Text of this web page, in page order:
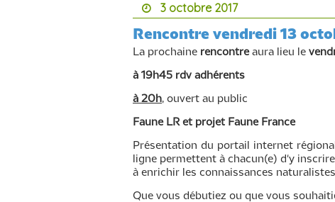
3 octobre 2017
Rencontre vendredi 13
La prochaine rencontreaura lieu le
à 19h45 rdv adhérents
à 20h, ouvert au public
Faune LR et projet Faune France
Présentation du portail internet
ligne permettent à chacun(e) d'y
à enrichir les connaissances
Que vous débutiez ou que vous